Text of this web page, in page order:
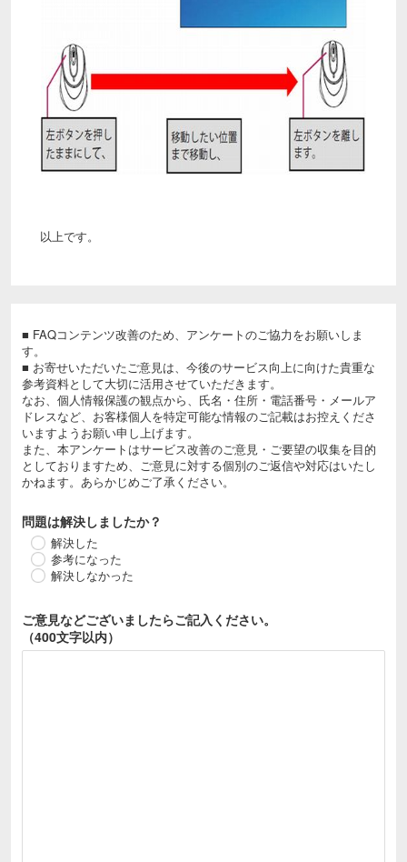
以上です。
■ FAQコンテンツ改善のため、アンケートのご協力をお願いしま
す。
■ お寄せいただいたご意見は、今後のサービス向上に向けた貴重な
参考資料として大切に活用させていただきます。
なお、個人情報保護の観点から、氏名・住所・電話番号・メールア
ドレスなど、お客様個人を特定可能な情報のご記載はお控えくださ
いますようお願い申し上げます。
また、本アンケートはサービス改善のご意見・ご要望の収集を目的
としておりますため、ご意見に対する個別のご返信や対応はいたし
かねます。あらかじめご了承ください。
問題は解決しましたか？
解決した
参考になった
解決しなかった
ご意見などございましたらご記入ください。
（400文字以内）